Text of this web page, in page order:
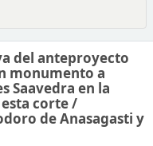
del anteproyecto
monumento a
Saavedra en la
esta corte /
de Anasagasti y